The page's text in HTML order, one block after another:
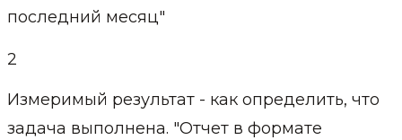
последний месяц"
2
Измеримый результат - как определить, что
задача выполнена. "Отчет в формате